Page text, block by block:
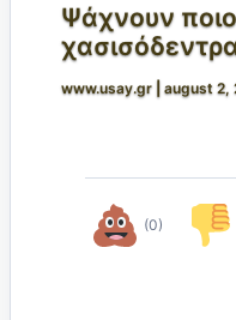
Ψάχνουν
www.usay.gr august 2,
(0)